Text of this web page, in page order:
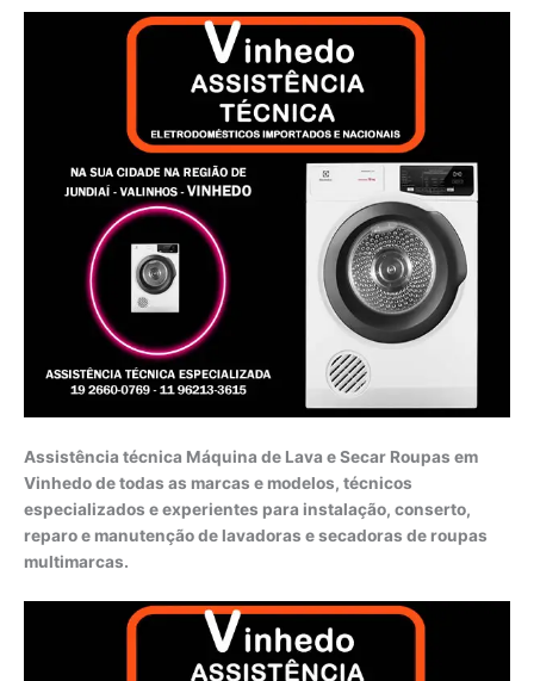
Assistência técnica Máquina de Lava e Secar Roupas em
Vinhedo de todas as marcas e modelos, técnicos
especializados e experientes para instalação, conserto,
reparo e manutenção de lavadoras e secadoras de roupas
multimarcas.